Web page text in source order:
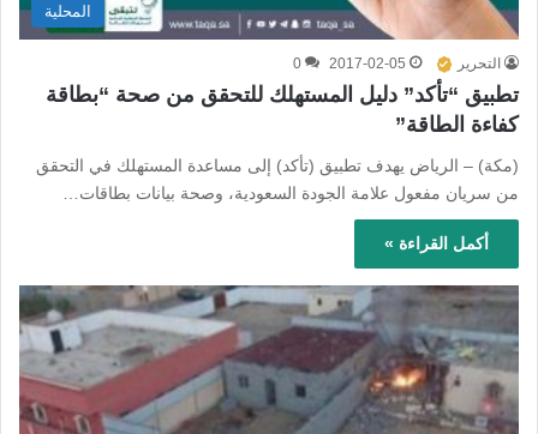
المحلية
التحرير 2017-02-05
0
تطبيق “تأكد” دليل المستهلك للتحقق من صحة “بطاقة
كفاءة الطاقة”
(مكة) – الرياض يهدف تطبيق (تأكد) إلى مساعدة المستهلك في التحقق
من سريان مفعول علامة الجودة السعودية، وصحة بيانات بطاقات…
أكمل القراءة »